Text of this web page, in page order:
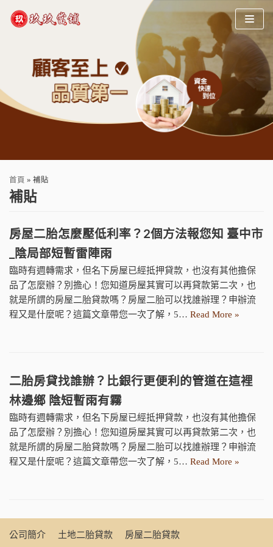
content
首頁 » 補貼
補貼
房屋二胎怎麼壓低利率？2個方法報您知 臺中市
_陰局部短暫雷陣雨
臨時有週轉需求，但名下房屋已經抵押貸款，也沒有其他擔保
品了怎麼辦？別擔心！您知道房屋其實可以再貸款第二次，也
就是所謂的房屋二胎貸款嗎？房屋二胎可以找誰辦理？申辦流
程又是什麼呢？這篇文章帶您一次了解，5… Read More »
二胎房貸找誰辦？比銀行更便利的管道在這裡
林邊鄉 陰短暫雨有霧
臨時有週轉需求，但名下房屋已經抵押貸款，也沒有其他擔保
品了怎麼辦？別擔心！您知道房屋其實可以再貸款第二次，也
就是所謂的房屋二胎貸款嗎？房屋二胎可以找誰辦理？申辦流
程又是什麼呢？這篇文章帶您一次了解，5… Read More »
公司簡介 土地二胎貸款 房屋二胎貸款